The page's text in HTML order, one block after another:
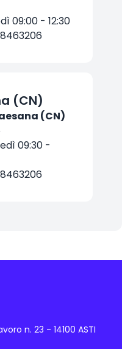
09:00 - 12:30
(CN)
(CN)
09:30 -
n. 23 - 14100 ASTI